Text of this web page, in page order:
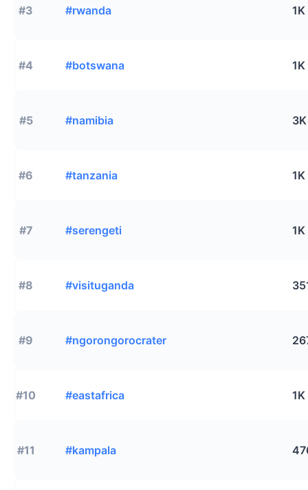
#3 #rwanda 1K
#4 #botswana 1K
#5 #namibia 3K
#6 #tanzania 1K
#7 #serengeti 1K
#8 #visituganda
#9 #ngorongorocrater
#10 #eastafrica 1K
#11 #kampala